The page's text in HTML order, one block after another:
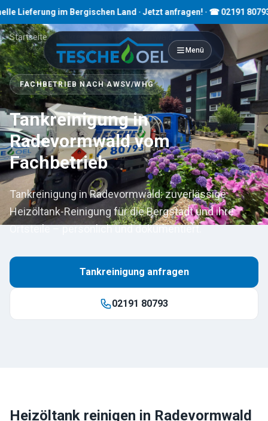
im Bergischen Land · Jetzt anfragen! · ☎ 02191 80793
Menü
Startseite › Radevormwald
FACHBETRIEB NACH AWSV/WHG
Tankreinigung in
Radevormwald vom
Fachbetrieb
Tankreinigung in Radevormwald: zuverlässige
Heizöltank-Reinigung für die Bergstadt und ihre
Ortsteile – persönlich und dokumentiert.
Tankreinigung anfragen
02191 80793
Heizöltank reinigen in Radevormwald